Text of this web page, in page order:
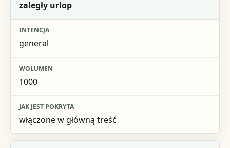
Fraza
Intencja
Wolumen
zaległy urlop
general
1000
włączone w główną treść